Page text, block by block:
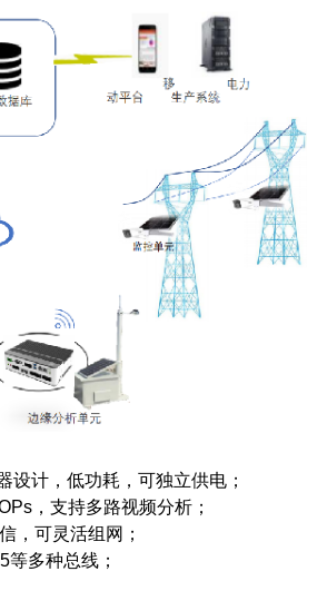
设计，低功耗，可独立供电；
，支持多路视频分析；
，可灵活组网；
多种总线；